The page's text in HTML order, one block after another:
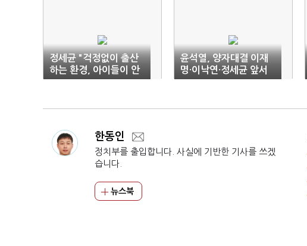
정세균 "걱정없이 출산
하는 환경, 아이들이 안
전한 세상 약속"
윤석열, 양자대결 이재
명·이낙연·정세균 앞서
23%p까지
한동인
정치부를 출입합니다. 사실에 기반한 기사를 쓰겠
습니다.
뉴스북